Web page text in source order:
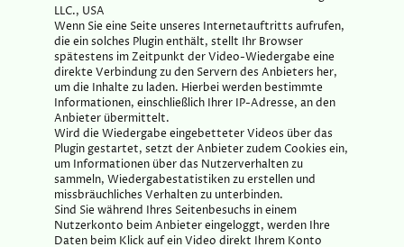
LLC., USA
Wenn Sie eine Seite unseres Internetauftritts aufrufen,
die ein solches Plugin enthält, stellt Ihr Browser
spätestens im Zeitpunkt der Video-Wiedergabe eine
direkte Verbindung zu den Servern des Anbieters her,
um die Inhalte zu laden. Hierbei werden bestimmte
Informationen, einschließlich Ihrer IP-Adresse, an den
Anbieter übermittelt.
Wird die Wiedergabe eingebetteter Videos über das
Plugin gestartet, setzt der Anbieter zudem Cookies ein,
um Informationen über das Nutzerverhalten zu
sammeln, Wiedergabestatistiken zu erstellen und
missbräuchliches Verhalten zu unterbinden.
Sind Sie während Ihres Seitenbesuchs in einem
Nutzerkonto beim Anbieter eingeloggt, werden Ihre
Daten beim Klick auf ein Video direkt Ihrem Konto